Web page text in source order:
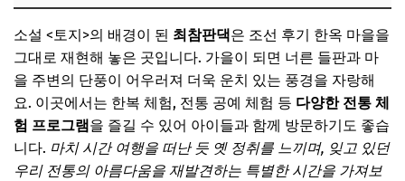
소설 <토지>의 배경이 된 최참판댁은 조선 후기 한옥 마을을
그대로 재현해 놓은 곳입니다. 가을이 되면 너른 들판과 마
을 주변의 단풍이 어우러져 더욱 운치 있는 풍경을 자랑해
요. 이곳에서는 한복 체험, 전통 공예 체험 등 다양한 전통 체
험 프로그램을 즐길 수 있어 아이들과 함께 방문하기도 좋습
니다. 마치 시간 여행을 떠난 듯 옛 정취를 느끼며, 잊고 있던
우리 전통의 아름다움을 재발견하는 특별한 시간을 가져보